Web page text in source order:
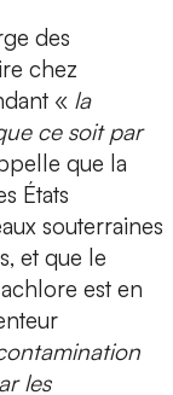
des
chez
« la
ce soit par
que la
États
souterraines
et que le
est en
les